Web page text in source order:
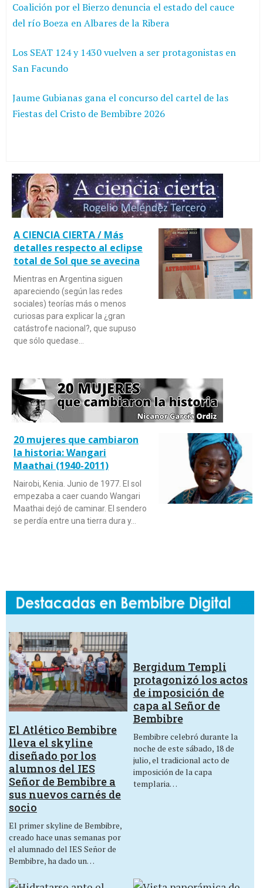
Coalición por el Bierzo denuncia el estado del cauce
del río Boeza en Albares de la Ribera
Los SEAT 124 y 1430 vuelven a ser protagonistas en
San Facundo
Jaume Gubianas gana el concurso del cartel de las
Fiestas del Cristo de Bembibre 2026
A CIENCIA CIERTA / Más
detalles respecto al eclipse
total de Sol que se avecina
Mientras en Argentina siguen
apareciendo (según las redes
sociales) teorías más o menos
curiosas para explicar la ¿gran
catástrofe nacional?, que supuso
que sólo quedase…
20 mujeres que cambiaron
la historia: Wangari
Maathai (1940-2011)
Nairobi, Kenia. Junio de 1977. El sol
empezaba a caer cuando Wangari
Maathai dejó de caminar. El sendero
se perdía entre una tierra dura y…
El Atlético Bembibre
lleva el skyline
diseñado por los
alumnos del IES
Señor de Bembibre a
sus nuevos carnés de
socio
El primer skyline de Bembibre,
creado hace unas semanas por
el alumnado del IES Señor de
Bembibre, ha dado un…
Bergidum Templi
protagonizó los actos
de imposición de
capa al Señor de
Bembibre
Bembibre celebró durante la
noche de este sábado, 18 de
julio, el tradicional acto de
imposición de la capa
templaria…